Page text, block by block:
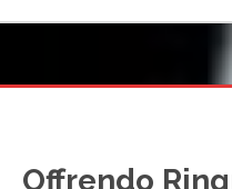
Offrendo